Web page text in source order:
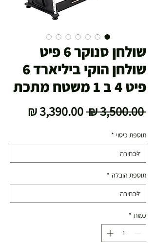
שולחן סנוקר 6 פיט
שולחן הוקי ביליארד 6
פיט 4 ב 1 משטח מתכת
‏3,500.00 ‏₪
מחיר
תוספת כיסוי *
תוספת הובלה *
כמות *